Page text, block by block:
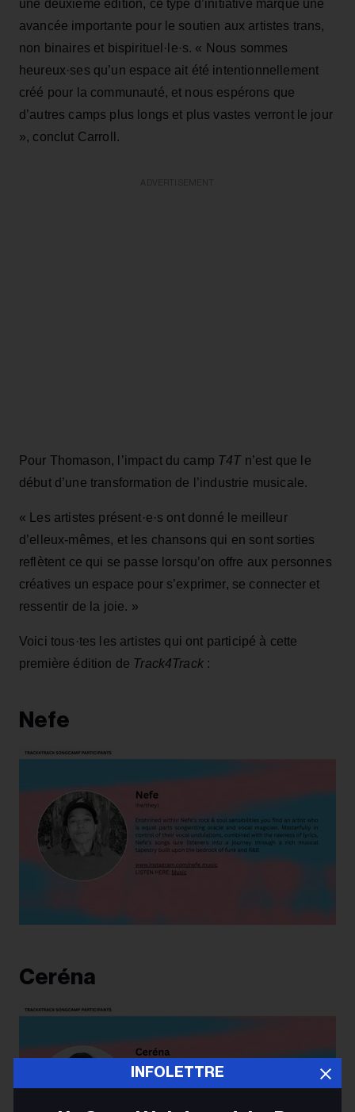
une deuxième édition, ce type d’initiative marque une
avancée importante pour le soutien aux artistes trans,
non binaires et bispirituel·le·s. « Nous sommes
heureux·ses qu’un espace ait été intentionnellement
créé pour la communauté, et nous espérons que
d’autres camps plus longs et plus vastes verront le jour
», conclut Carroll.
Pour Thomason, l’impact du camp T4Tn’est que le
début d’une transformation de l’industrie musicale.
« Les artistes présent·e·s ont donné le meilleur
d’elleux-mêmes, et les chansons qui en sont sorties
reflètent ce qui se passe lorsqu’on offre aux personnes
créatives un espace pour s’exprimer, se connecter et
ressentir de la joie. »
Voici tous·tes les artistes qui ont participé à cette
première édition de Track4Track:
Nefe
Ceréna
INFOLETTRE